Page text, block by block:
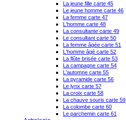
La jeune fille carte 45
Le jeune homme carte 46
La femme carte 47
L'homme carte 48
La consultante carte 49
Le consultant carte 50
La femme âgée carte 51
L'homme âgé carte 52
La flûte brisée carte 53
La campagne carte 54
L'automne carte 55
La pyramide carte 56
Le lynx carte 57
La croix carte 58
La chauve souris carte 59
La colombe carte 60
Le parchemin carte 61